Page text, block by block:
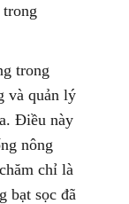
trong
và quản lý
Điều này
nông
chỉ là
bạt sọc đã